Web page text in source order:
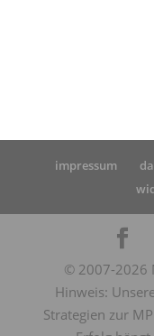
impressum
© 2007-2026
Hinweis:
Strategien zur